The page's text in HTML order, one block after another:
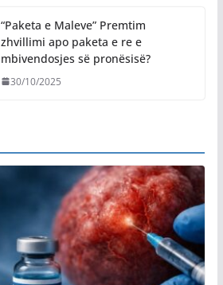
“Paketa e Maleve” Premtim
zhvillimi apo paketa e re e
mbivendosjes së pronësisë?
30/10/2025